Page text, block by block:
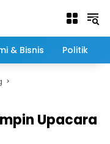
& Bisnis Politik
Upacara